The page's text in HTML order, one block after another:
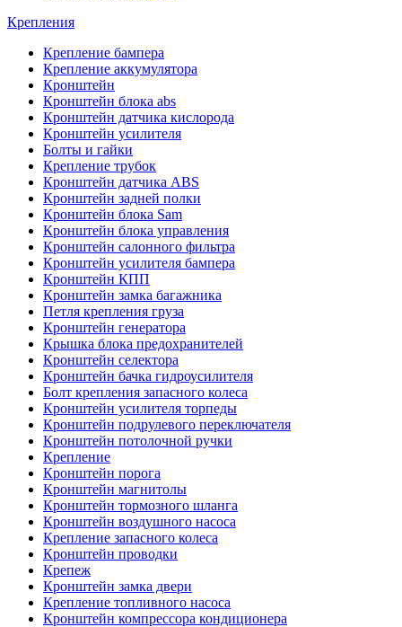
Крепления
Крепление бампера
Крепление аккумулятора
Кронштейн
Кронштейн блока abs
Кронштейн датчика кислорода
Кронштейн усилителя
Болты и гайки
Крепление трубок
Кронштейн датчика ABS
Кронштейн задней полки
Кронштейн блока Sam
Кронштейн блока управления
Кронштейн салонного фильтра
Кронштейн усилителя бампера
Кронштейн КПП
Кронштейн замка багажника
Петля крепления груза
Кронштейн генератора
Крышка блока предохранителей
Кронштейн селектора
Кронштейн бачка гидроусилителя
Болт крепления запасного колеса
Кронштейн усилителя торпеды
Кронштейн подрулевого переключателя
Кронштейн потолочной ручки
Крепление
Кронштейн порога
Кронштейн магнитолы
Кронштейн тормозного шланга
Кронштейн воздушного насоса
Крепление запасного колеса
Кронштейн проводки
Крепеж
Кронштейн замка двери
Крепление топливного насоса
Кронштейн компрессора кондиционера